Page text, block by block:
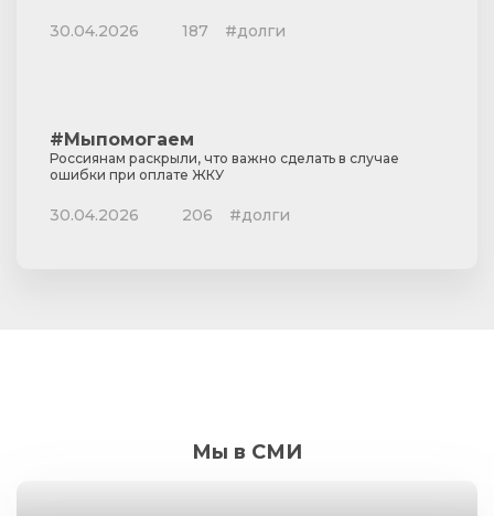
30.04.2026 187 #долги
#Мыпомогаем
Россиянам раскрыли, что важно сделать в случае
ошибки при оплате ЖКУ
30.04.2026 206 #долги
Мы в СМИ